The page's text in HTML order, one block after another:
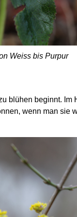
Weiss bis Purpur
blühen beginnt.
wenn man sie